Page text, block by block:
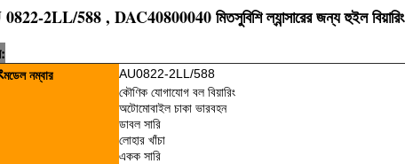
0822-2LL/588 , DAC40800040 মিতসুবিশি ল্যান্সারের জন্য হুইল বিয়ারিং
মডেল নম্বার
AU0822-2LL/588
কৌণিক যোগাযোগ বল বিয়ারিং
অটোমোবাইল চাকা ভারবহন
ডাবল সারি
লোহার খাঁচা
একক সারি